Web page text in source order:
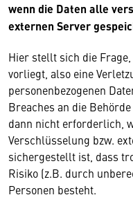
wenn die Daten alle
externen Server
Hier stellt sich die
vorliegt, also eine
personenbezogenen
Breaches an die
dann nicht erforderlich,
Verschlüsselung bzw.
sichergestellt ist, dass
Risiko (z.B. durch
Personen besteht.